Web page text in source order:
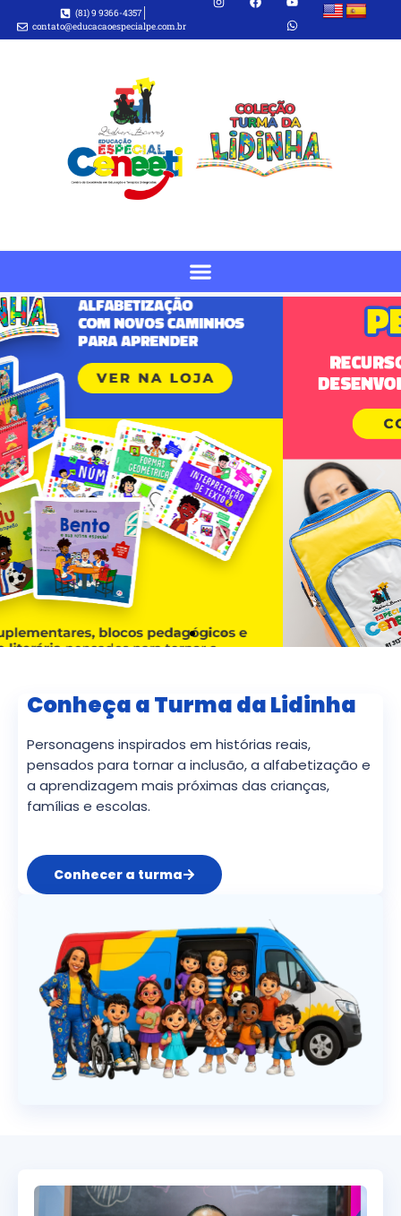
(81) 9 9366-4357
contato@educacaoespecialpe.com.br
Conheça a Turma da Lidinha
Personagens inspirados em histórias reais,
pensados para tornar a inclusão, a alfabetização e
a aprendizagem mais próximas das crianças,
famílias e escolas.
Conhecer a turma